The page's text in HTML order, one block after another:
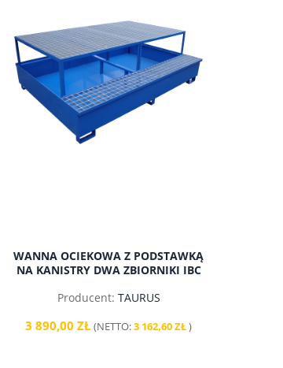
WANNA OCIEKOWA Z PODSTAWKĄ
NA KANISTRY DWA ZBIORNIKI IBC
Producent: TAURUS
3 890,00 ZŁ (NETTO:3 162,60 ZŁ)